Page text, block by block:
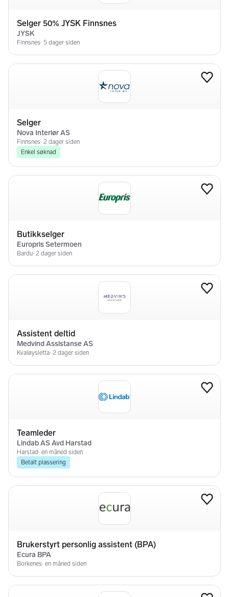
Har gode norskkunnskaper Er noe praktisk anlagt
Kan arbeide selvstendig
Helst har førerkort klasse B
Har plettfri vandel
Det er ingen krav om formell utdanning når en skal jobbe som
BPA-assistent. Vi ser alltid etter en god match mellom
assistent. Personlig egnethet vektlegges. Det framsettes krav
om plettfri vandel og politiattest må søkes før eventuell
oppstart. Vi tilbyr konkurransedyktige betingelser (tariff) med
grunnløn på 225,40kr i timen, rask og effektiv oppstart for
aktuelle kandidater og fast kontaktperson hos Medvind
Oda Lillenes
BPA-koordinator
Oli@medvindassistanse.no
48201559
45613424
Medvind Assistanse AS er et norskeid selskap som leverer
likestillingsverktøyet BPA for mennesker med
funksjonsvariasjon. For funksjonsvarierte skal BPA bidra til å til
å gi mulighet til å leve et aktivt og selvstendig liv med fokus på
selvrealisering og samfunnsdeltakelse. BPA handler like mye
om friheten til å kunne velge hvilket liv man vil leve, og hvem
man vil være. Med BPA skal man i størst mulig grad kunne
ivareta plikter, interesser, behov og ønsker som alle andre
samfunnsborgere.
Medvind Assistanse AS ble stiftet i 2020 og har lokale
kontorer i store deler av landet.